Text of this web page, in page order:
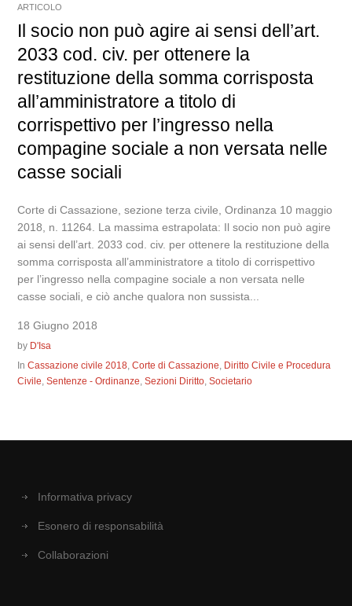
ARTICOLO
Il socio non può agire ai sensi dell’art.
2033 cod. civ. per ottenere la
restituzione della somma corrisposta
all’amministratore a titolo di
corrispettivo per l’ingresso nella
compagine sociale a non versata nelle
casse sociali
Corte di Cassazione, sezione terza civile, Ordinanza 10 maggio
2018, n. 11264. La massima estrapolata: Il socio non può agire
ai sensi dell’art. 2033 cod. civ. per ottenere la restituzione della
somma corrisposta all’amministratore a titolo di corrispettivo
per l’ingresso nella compagine sociale a non versata nelle
casse sociali, e ciò anche qualora non sussista...
18 Giugno 2018
by D'Isa
InCassazione civile 2018,Corte di Cassazione, Diritto Civile e Procedura
Civile,Sentenze - Ordinanze,Sezioni Diritto,Societario
Informativa privacy
Esonero di responsabilità
Collaborazioni